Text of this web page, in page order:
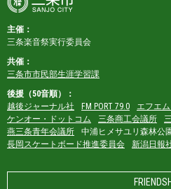
主催：
三条楽音祭実行委員会
共催：
三条市市民部生涯学習課
後援（50音順）：
越後ジャーナル社
FM PORT 79.0
エフエ
ケンオー・ドットコム
三条商工会議所
燕三条青年会議所
中浦ヒメサユリ森林公
長岡スケートボード推進委員会
新潟日報